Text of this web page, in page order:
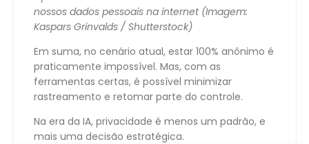
nossos dados pessoais na internet (Imagem:
Kaspars Grinvalds / Shutterstock)
Em suma, no cenário atual, estar 100% anônimo é
praticamente impossível. Mas, com as
ferramentas certas, é possível minimizar
rastreamento e retomar parte do controle.
Na era da IA, privacidade é menos um padrão, e
mais uma decisão estratégica.